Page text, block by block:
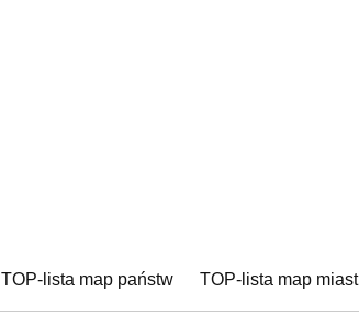
TOP-lista map państw TOP-lista map miast